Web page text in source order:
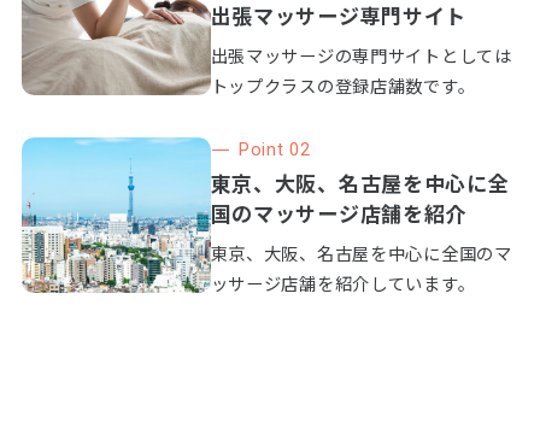
出張マッサージ専門サイト
出張マッサージの専門サイトとしては
トップクラスの登録店舗数です。
Point 02
東京、大阪、名古屋を中心に全
国のマッサージ店舗を紹介
東京、大阪、名古屋を中心に全国のマ
ッサージ店舗を紹介しています。